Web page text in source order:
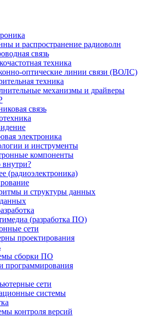
и распространение радиоволн
связь
техника
оптические линии связи (ВОЛС)
техника
механизмы и драйверы
связь
электроника
и инструменты
компоненты
внутри?
(радиоэлектроника)
и структуры данных
(разработка ПО)
сети
проектирования
сборки ПО
программирования
сети
системы
контроля версий